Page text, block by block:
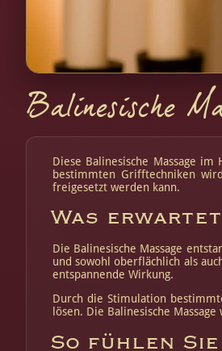
Balinesische
Diese Balinesische Massage
bestimmten Grifftechniken
freigesetzt werden kann.
Was
Die Balinesische Massage
und sowohl oberflächlich als
entspannende Wirkung.
Durch die Stimulation
lösen. Die Balinesische
So fühlen